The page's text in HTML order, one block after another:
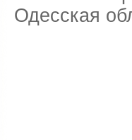
Одесская